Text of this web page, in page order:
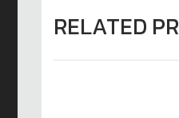
RELATED